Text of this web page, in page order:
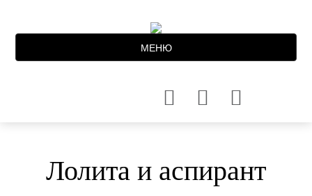
МЕНЮ
Лолита и аспирант